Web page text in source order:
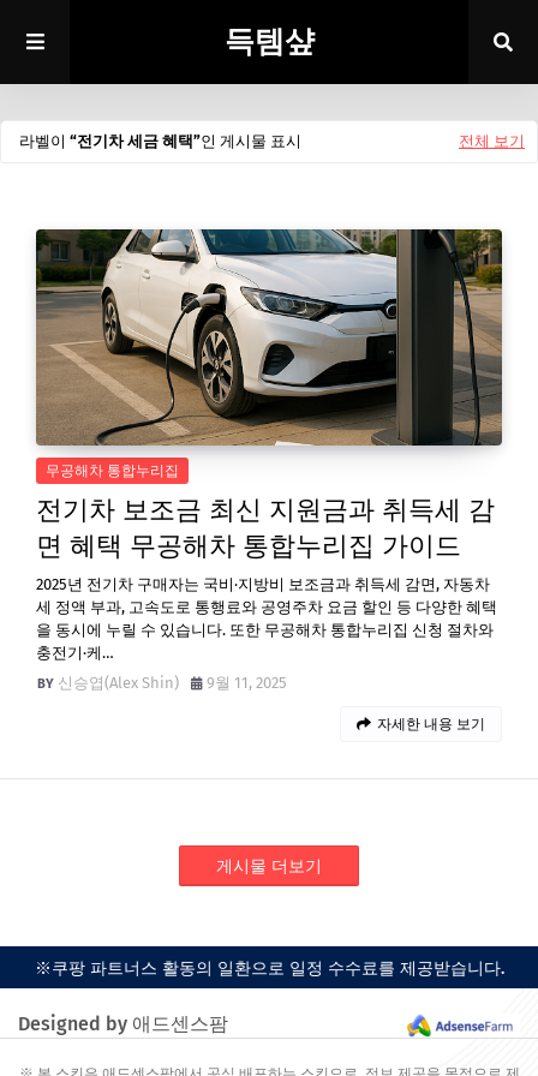
득템샾
라벨이 전기차 세금 혜택 인 게시물 표시 전체 보기
무공해차 통합누리집
전기차 보조금 최신 지원금과 취득세 감
면 혜택 무공해차 통합누리집 가이드
2025년 전기차 구매자는 국비·지방비 보조금과 취득세 감면, 자동차
세 정액 부과, 고속도로 통행료와 공영주차 요금 할인 등 다양한 혜택
을 동시에 누릴 수 있습니다. 또한 무공해차 통합누리집 신청 절차와
충전기·케…
신승엽(Alex Shin)
9월 11, 2025
자세한 내용 보기
게시물 더보기
※쿠팡 파트너스 활동의 일환으로 일정 수수료를 제공받습니다.
Designed by 애드센스팜